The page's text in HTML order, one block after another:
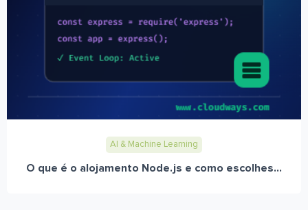
AI & Machine Learning
O que é o alojamento Node.js e como escolhes...